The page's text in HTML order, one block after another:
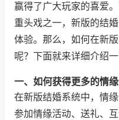
赢得了广大玩家的喜爱
重头戏之一，新版的结
体验。那么，如何在新
呢？下面就来详细介绍
一、如何获得更多的情缘
在新版结婚系统中，情
参加情缘活动、送礼、